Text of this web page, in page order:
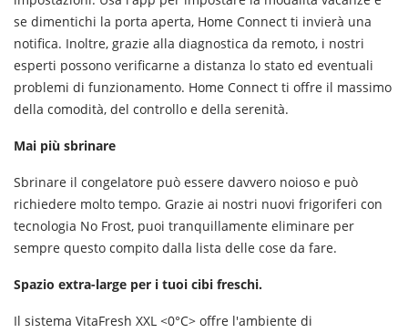
se dimentichi la porta aperta, Home Connect ti invierà una
notifica. Inoltre, grazie alla diagnostica da remoto, i nostri
esperti possono verificarne a distanza lo stato ed eventuali
problemi di funzionamento. Home Connect ti offre il massimo
della comodità, del controllo e della serenità.
Mai più sbrinare
Sbrinare il congelatore può essere davvero noioso e può
richiedere molto tempo. Grazie ai nostri nuovi frigoriferi con
tecnologia No Frost, puoi tranquillamente eliminare per
sempre questo compito dalla lista delle cose da fare.
Spazio extra-large per i tuoi cibi freschi.
Il sistema VitaFresh XXL <0°C> offre l'ambiente di